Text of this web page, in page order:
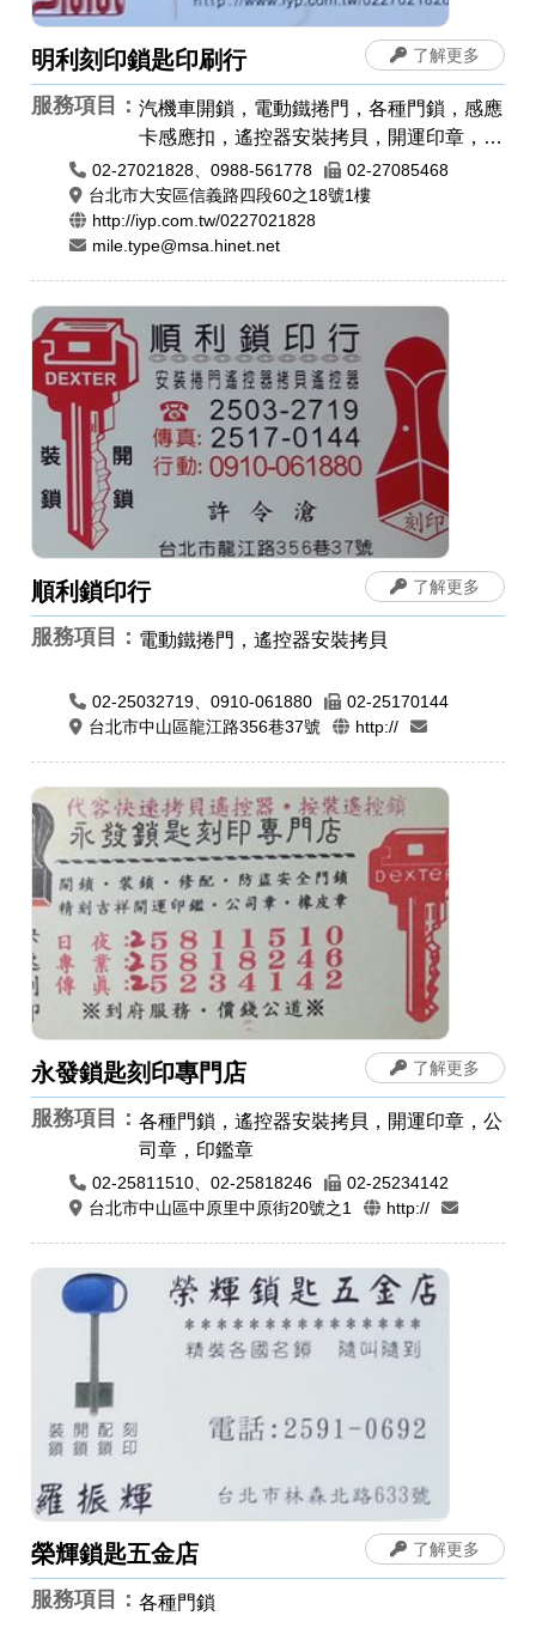
明利刻印鎖匙印刷行
服務項目：汽機車開鎖，電動鐵捲門，各種門鎖，感應
卡感應扣，遙控器安裝拷貝，開運印章，肚
臍章/胎毛筆，橡皮章，牛角印章，原子章
02-27021828、0988-561778
02-27085468
台北市大安區信義路四段60之18號1樓
http://iyp.com.tw/0227021828
mile.type@msa.hinet.net
了解更多
順利鎖印行
服務項目： 電動鐵捲門，遙控器安裝拷貝
02-25032719、0910-061880
02-25170144
台北市中山區龍江路356巷37號
http://
了解更多
永發鎖匙刻印專門店
服務項目：各種門鎖，遙控器安裝拷貝，開運印章，公
司章，印鑑章
02-25811510、02-25818246
02-25234142
台北市中山區中原里中原街20號之1
http://
了解更多
榮輝鎖匙五金店
服務項目：各種門鎖
了解更多